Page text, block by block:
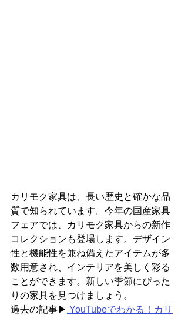
カリモク家具は、長い歴史と確かな品
質で知られています。今年の国産家具
フェアでは、カリモク家具からの新作
コレクションも登場します。デザイン
性と機能性を兼ね備えたアイテムが多
数用意され、インテリアを美しく彩る
ことができます。新しい季節にぴった
りの家具を見つけましょう。
過去の記事▶ YouTubeでわかる！カリ